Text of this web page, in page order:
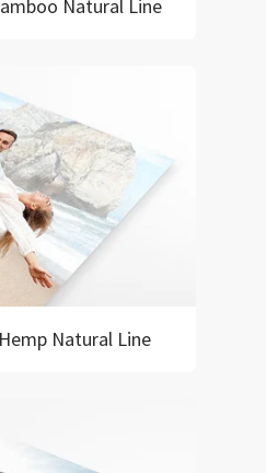
Natural Line
Natural Line